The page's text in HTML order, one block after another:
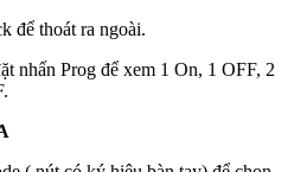
để thoát ra ngoài.
nhấn Prog để xem 1 On, 1 OFF, 2